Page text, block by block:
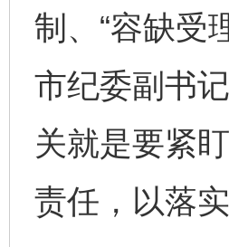
制、“容缺受
市纪委副书
关就是要紧
责任，以落